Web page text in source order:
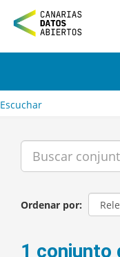
n
tEscuchar
Ordenar por
1 conjunto